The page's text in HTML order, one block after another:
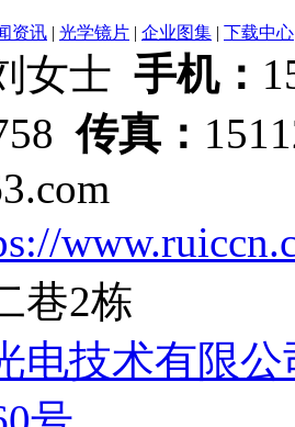
资讯 | 光学镜片 | 企业图集 | 下载中心
女士 手机：
传真：
巷2栋
电技术有限公